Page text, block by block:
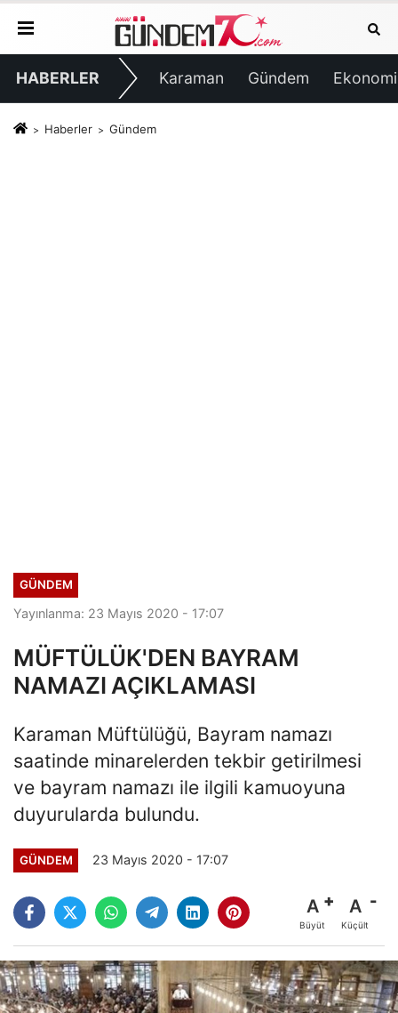
HABERLER Karaman Gündem Ekonomi
Haberler Gündem
GÜNDEM
Yayınlanma: 23 Mayıs 2020 - 17:07
MÜFTÜLÜK'DEN BAYRAM
NAMAZI AÇIKLAMASI
Karaman Müftülüğü, Bayram namazı
saatinde minarelerden tekbir getirilmesi
ve bayram namazı ile ilgili kamuoyuna
duyurularda bulundu.
GÜNDEM 23 Mayıs 2020 - 17:07
A
Büyüt
A
Küçült